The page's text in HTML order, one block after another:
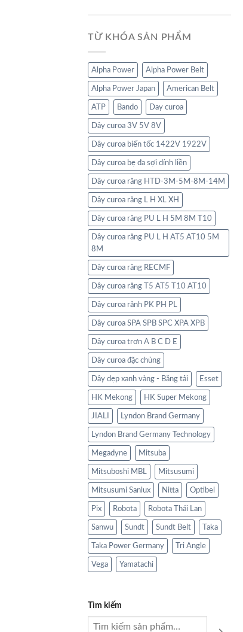
TỪ KHÓA SẢN PHẨM
Alpha Power Alpha Power Belt
Alpha Power Japan American Belt
ATP Bando Day curoa
Dây curoa 3V 5V 8V
Dây curoa biến tốc 1422V 1922V
Dây curoa bẹ đa sợi dính liền
Dây curoa răng HTD-3M-5M-8M-14M
Dây curoa răng L H XL XH
Dây curoa răng PU L H 5M 8M T10
Dây curoa răng PU L H AT5 AT10 5M
8M
Dây curoa răng RECMF
Dây curoa răng T5 AT5 T10 AT10
Dây curoa rảnh PK PH PL
Dây curoa SPA SPB SPC XPA XPB
Dây curoa trơn A B C D E
Dây curoa đặc chủng
Dây dẹp xanh vàng - Băng tải Esset
HK Mekong HK Super Mekong
JIALI Lyndon Brand Germany
Lyndon Brand Germany Technology
Megadyne Mitsuba
Mitsuboshi MBL Mitsusumi
Mitsusumi Sanlux Nitta Optibel
Pix Robota Robota Thái Lan
Sanwu Sundt Sundt Belt Taka
Taka Power Germany Tri Angle
Vega Yamatachi
Tìm kiếm